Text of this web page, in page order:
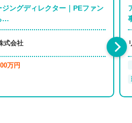
ングディレクター｜PEファン
…
式会社
万円